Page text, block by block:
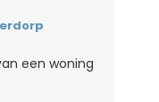
een woning